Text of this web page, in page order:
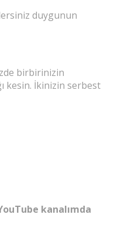
duygunun
birbirinizin
kesin. İkinizin serbest
kanalımda